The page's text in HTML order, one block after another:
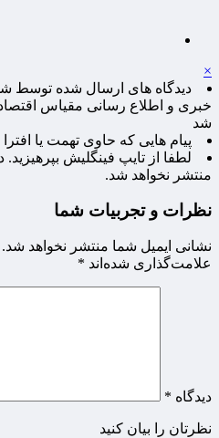
×
دیدگاه های ارسال شده توسط
خبری و اطلاع رسانی مقیاس
شد
پیام هایی که حاوی تهمت یا
لطفا از تایپ فینگلیش
منتشر نخواهد شد.
نظرات و تجربیات شما
نشانی ایمیل شما منتشر نخواهد شد.
علامت‌گذاری شده‌اند *
دیدگاه *
نظرتان را بیان کنید